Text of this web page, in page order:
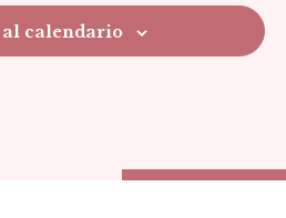
calendario